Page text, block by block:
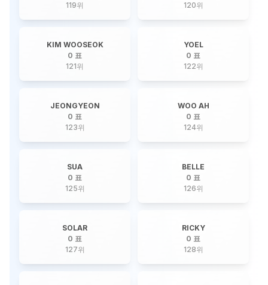
119위
120위
KIM WOOSEOK
0 표
121위
YOEL
0 표
122위
JEONGYEON
0 표
123위
WOO AH
0 표
124위
SUA
0 표
125위
BELLE
0 표
126위
SOLAR
0 표
127위
RICKY
0 표
128위